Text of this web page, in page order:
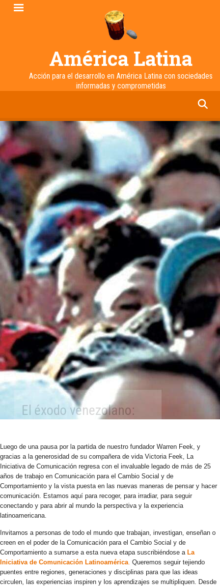
Pasar
América Latina
Acción para el desarrollo en América Latina con sociedades
informadas y comprometidas
El éxodo venezolano:
entre el exilio y la
emigración
Luego de una pausa por la partida de nuestro fundador Warren Feek, y
gracias a la generosidad de su compañera de vida Victoria Feek, La
Iniciativa de Comunicación regresa con el invaluable legado de más de 25
años de trabajo en Comunicación para el Cambio Social y de
Comportamiento y la vista puesta en las nuevas maneras de pensar y hacer
comunicación. Estamos aquí para recoger, para irradiar, para seguir
conectando y para abrir al mundo la perspectiva y la experiencia
latinoamericana.
Invitamos a personas de todo el mundo que trabajan, investigan, enseñan o
creen en el poder de la Comunicación para el Cambio Social y de
Comportamiento a sumarse a esta nueva etapa suscribiéndose a La
Iniciativa de Comunicación Latinoamérica. Queremos seguir tejiendo
puentes entre regiones, generaciones y disciplinas para que las ideas
circulen, las experiencias inspiren y los aprendizajes se multipliquen. Desde